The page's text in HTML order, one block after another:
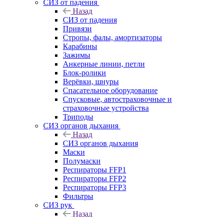
СИЗ от падения
Назад
СИЗ от падения
Привязи
Стропы, фалы, амортизаторы
Карабины
Зажимы
Анкерные линии, петли
Блок-ролики
Верёвки, шнуры
Спасательное оборудование
Спусковые, автостраховочные и
страховочные устройства
Триподы
СИЗ органов дыхания
Назад
СИЗ органов дыхания
Маски
Полумаски
Респираторы FFP1
Респираторы FFP2
Респираторы FFP3
Фильтры
СИЗ рук
Назад